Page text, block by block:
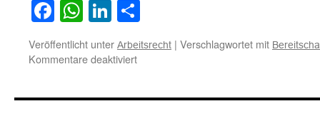
Facebook
WhatsApp
LinkedIn
Veröffentlicht unter Arbeitsrecht | Verschlagwortet mit
Kommentare deaktiviertfür
Freizeitausgleich